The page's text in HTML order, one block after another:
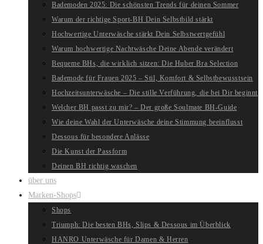
Bademoden 2025: Die schönsten Trends für deinen Sommer
Warum der richtige Sport-BH Dein Selbstbild stärkt
Hochwertige Unterwäsche stärkt Dein Selbstwertgefühl
Warum hochwertige Nachtwäsche Deine Abende verändert
Bequeme BHs, die wirklich sitzen: Die Huber Bra Selection
Bademode für Frauen 2025 – Stil, Komfort & Selbstbewusstsein
Hochzeitsunterwäsche – Die stille Verführung, die bei Dir beginnt
Welcher BH passt zu mir? – Der große Soulmate BH-Guide
Wie deine Wahl der Unterwäsche deine Stimmung beeinflusst
Dessous für besondere Anlässe
Die Kunst der Passform
Deinen BH richtig waschen
über uns
Marken-Shops
Shops
Triumph: Die besten BHs, Slips & Dessous im Überblick
HANRO Unterwäsche für Damen & Herren